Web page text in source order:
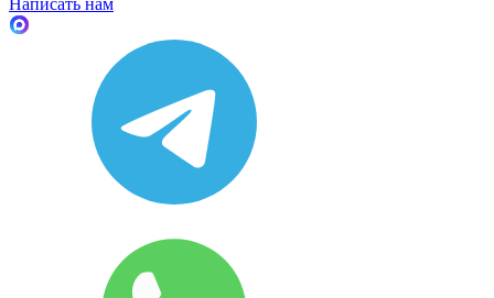
Написать нам